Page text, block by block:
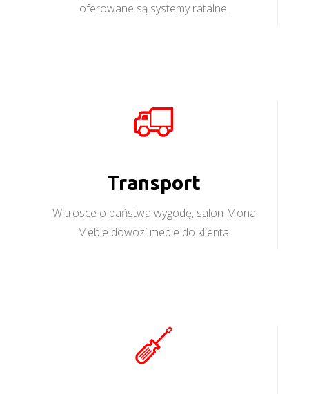
oferowane są systemy ratalne.
Transport
W trosce o państwa wygodę, salon Mona
Meble dowozi meble do klienta.